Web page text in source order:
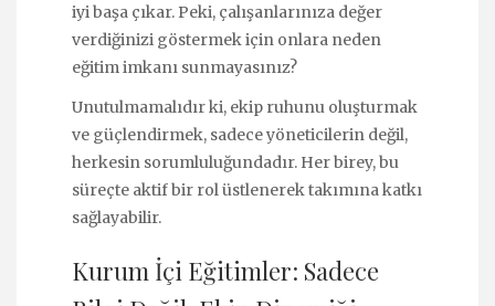
iyi başa çıkar. Peki, çalışanlarınıza değer
verdiğinizi göstermek için onlara neden
eğitim imkanı sunmayasınız?
Unutulmamalıdır ki, ekip ruhunu oluşturmak
ve güçlendirmek, sadece yöneticilerin değil,
herkesin sorumluluğundadır. Her birey, bu
süreçte aktif bir rol üstlenerek takımına katkı
sağlayabilir.
Kurum İçi Eğitimler: Sadece